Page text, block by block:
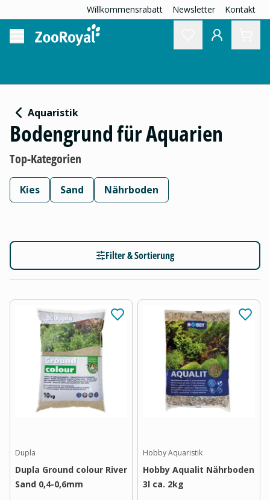
Willkommensrabatt Newsletter Kontakt
Aquaristik
Bodengrund für Aquarien
Top-Kategorien
Kies Sand Nährboden
Filter & Sortierung
Dupla
Dupla Ground colour River
Sand 0,4-0,6mm
Hobby Aquaristik
Hobby Aqualit Nährboden
3l ca. 2kg